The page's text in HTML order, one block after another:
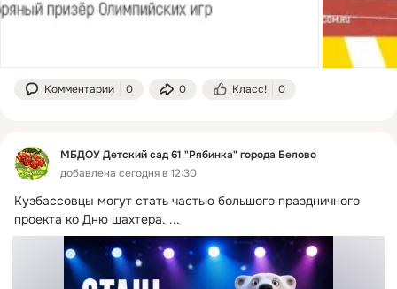
Комментарии 0 0 Класс! 0
МБДОУ Детский сад 61 "Рябинка" города Белово
добавлена сегодня в 12:30
Кузбассовцы могут стать частью большого праздничного
проекта ко Дню шахтера. ...